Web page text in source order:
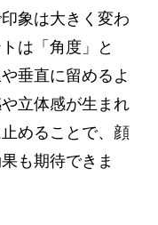
象は大きく変わ
は「角度」と
垂直に留めるよ
立体感が生まれ
めることで、顔
も期待できま